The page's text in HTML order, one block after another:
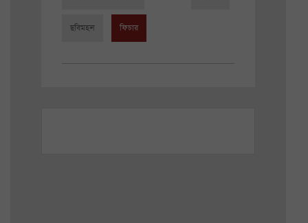
ছবিমহল ফিচার